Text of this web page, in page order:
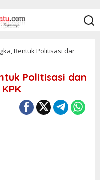
Bentuk Politisasi dan
Politisasi dan